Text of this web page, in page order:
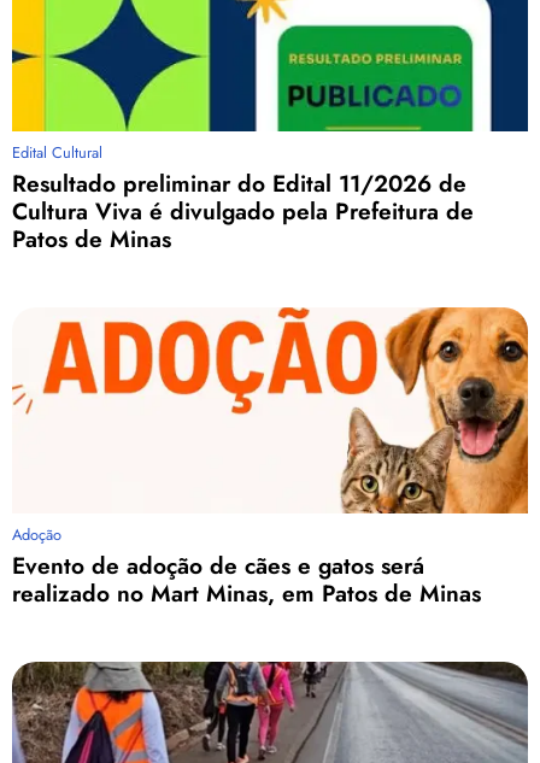
Edital Cultural
Resultado preliminar do Edital 11/2026 de
Cultura Viva é divulgado pela Prefeitura de
Patos de Minas
Adoção
Evento de adoção de cães e gatos será
realizado no Mart Minas, em Patos de Minas